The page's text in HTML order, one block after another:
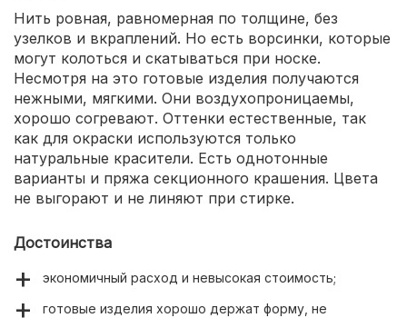
Нить ровная, равномерная по толщине, без
узелков и вкраплений. Но есть ворсинки, которые
могут колоться и скатываться при носке.
Несмотря на это готовые изделия получаются
нежными, мягкими. Они воздухопроницаемы,
хорошо согревают. Оттенки естественные, так
как для окраски используются только
натуральные красители. Есть однотонные
варианты и пряжа секционного крашения. Цвета
не выгорают и не линяют при стирке.
Достоинства
экономичный расход и невысокая стоимость;
готовые изделия хорошо держат форму, не